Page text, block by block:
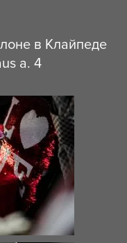
в Клайпеде
a. 4